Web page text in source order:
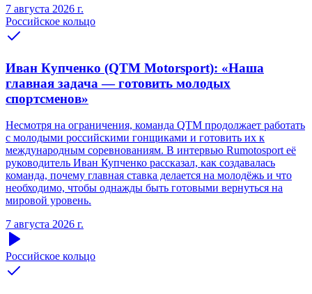
7 августа 2026 г.
Российское кольцо
Иван Купченко (QTM Motorsport): «Наша
главная задача — готовить молодых
спортсменов»
Несмотря на ограничения, команда QTM продолжает работать
с молодыми российскими гонщиками и готовить их к
международным соревнованиям. В интервью Rumotosport её
руководитель Иван Купченко рассказал, как создавалась
команда, почему главная ставка делается на молодёжь и что
необходимо, чтобы однажды быть готовыми вернуться на
мировой уровень.
7 августа 2026 г.
Российское кольцо